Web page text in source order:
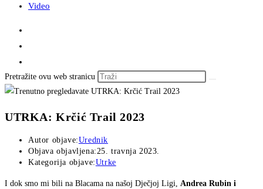
Video
Pretražite ovu web stranicu
UTRKA: Krčić Trail 2023
Autor objave:Urednik
Objava objavljena:25. travnja 2023.
Kategorija objave:Utrke
I dok smo mi bili na Blacama na našoj Dječjoj Ligi, Andrea Rubin i